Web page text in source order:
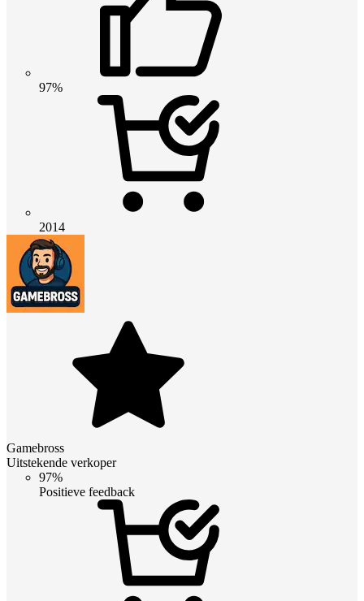
97%
2014
Gamebross
Uitstekende verkoper
97%
Positieve feedback